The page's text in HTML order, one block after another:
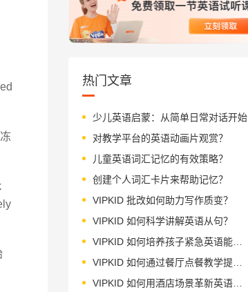
热门文章
少儿英语启蒙：从简单日常对话开始
对教学平台的英语动画片观赏？
儿童英语词汇记忆的有效策略？
创建个人词汇卡片来帮助记忆？
VIPKID 批改如何助力写作质变？
VIPKID 如何科学讲解英语从句？
VIPKID 如何培养孩子紧急英语能力？
VIPKID 如何通过餐厅点餐教学提升少儿英语应用能力？
VIPKID 如何用酒店场景革新英语教学？